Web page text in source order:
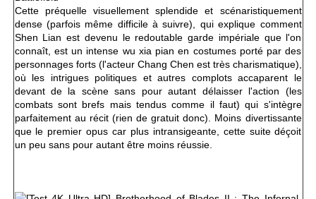
Cette préquelle visuellement splendide et scénaristiquement
dense (parfois même difficile à suivre), qui explique comment
Shen Lian est devenu le redoutable garde impériale que l'on
connaît, est un intense wu xia pian en costumes porté par des
personnages forts (l'acteur Chang Chen est très charismatique),
où les intrigues politiques et autres complots accaparent le
devant de la scène sans pour autant délaisser l'action (les
combats sont brefs mais tendus comme il faut) qui s'intègre
parfaitement au récit (rien de gratuit donc). Moins divertissante
que le premier opus car plus intransigeante, cette suite déçoit
un peu sans pour autant être moins réussie.